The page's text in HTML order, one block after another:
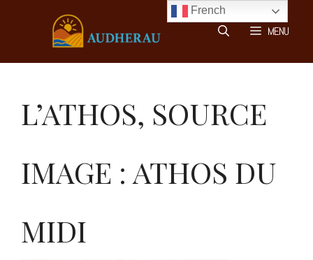
MENU
L’ATHOS, SOURCE
IMAGE : ATHOS DU
MIDI
French